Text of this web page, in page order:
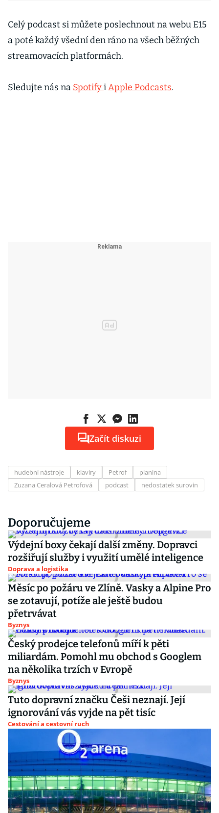
Celý podcast si můžete poslechnout na webu E15
a poté každý všední den ráno na všech běžných
streamovacích platformách.
Sledujte nás na SpotifyiApple Podcasts.
Začít diskuzi
hudební nástroje klavíry Petrof
pianina
Zuzana Ceralová Petrofová
podcast nedostatek surovin
Doporučujeme
Výdejní boxy čekají další změny. Dopravci
rozšiřují služby i využití umělé inteligence
Doprava a logistika
Měsíc po požáru ve Zlíně. Vasky a Alpine Pro
se zotavují, potíže ale ještě budou
přetrvávat
Byznys
Český prodejce telefonů míří k pěti
miliardám. Pomohl mu obchod s Googlem
na několika trzích v Evropě
Byznys
Tuto dopravní značku Češi neznají. Její
ignorování vás vyjde na pět tisíc
Cestování a cestovní ruch